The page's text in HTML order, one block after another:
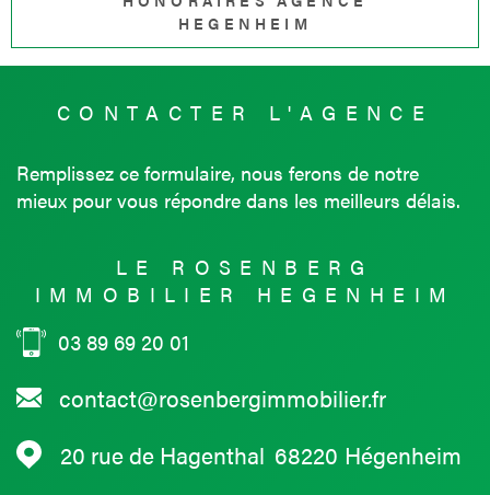
HEGENHEIM
CONTACTER L'AGENCE
Remplissez ce formulaire, nous ferons de notre
mieux pour vous répondre dans les meilleurs délais.
LE ROSENBERG
IMMOBILIER HEGENHEIM
03 89 69 20 01
contact@rosenbergimmobilier.fr
20 rue de Hagenthal 68220 Hégenheim